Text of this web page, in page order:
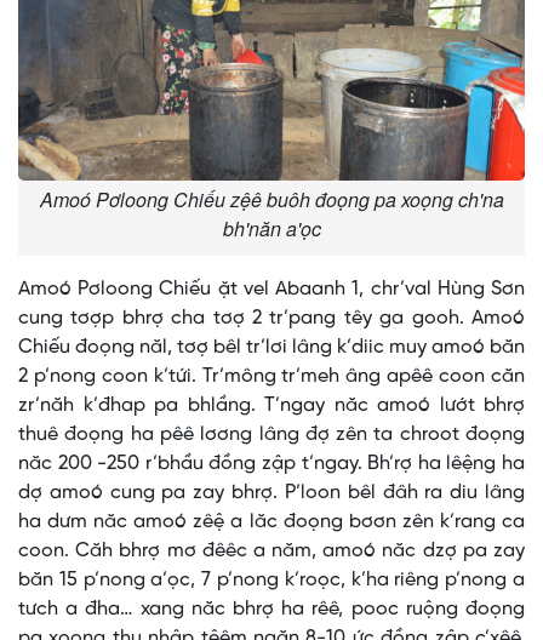
Amoó Pơloong Chiếu zệê buôh đoọng pa xoọng ch'na
bh'năn a'ọc
Amoó Pơloong Chiếu ặt vel Abaanh 1, chr’val Hùng Sơn
cung tơợp bhrợ cha tơợ 2 tr’pang têy ga gooh. Amoó
Chiếu đoọng năl, tơợ bêl tr’lơi lâng k’diic muy amoó băn
2 p’nong coon k’tứi. Tr’mông tr’meh âng apêê coon căn
zr’năh k’đhap pa bhlầng. T’ngay năc amoó lướt bhrợ
thuê đoọng ha pêê lơơng lâng đợ zên ta chroot đoọng
năc 200 -250 r’bhầu đồng zập t’ngay. Bh’rợ ha lêệng ha
dợ amoó cung pa zay bhrợ. P’loon bêl đâh ra diu lâng
ha dưm năc amoó zêệ a lăc đoọng bơơn zên k’rang ca
coon. Căh bhrợ mơ đêêc a năm, amoó năc dzợ pa zay
băn 15 p’nong a’ọc, 7 p’nong k’roọc, k’ha riêng p’nong a
tưch a đha… xang năc bhrợ ha rêê, pooc ruộng đoọng